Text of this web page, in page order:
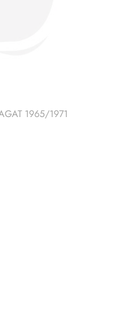
1965/1971